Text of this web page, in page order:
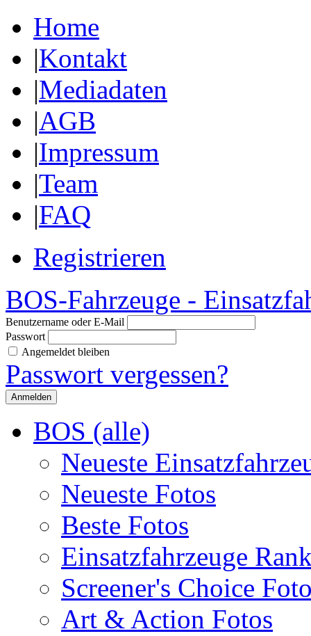
Home
|Kontakt
|Mediadaten
|AGB
|Impressum
|Team
|FAQ
Registrieren
BOS-Fahrzeuge -
Benutzername oder E-Mail
Passwort
Angemeldet bleiben
Passwort vergessen?
BOS (alle)
Neueste
Neueste Fotos
Beste Fotos
Einsatzfahrzeuge
Screener's Choice
Art & Action Fotos